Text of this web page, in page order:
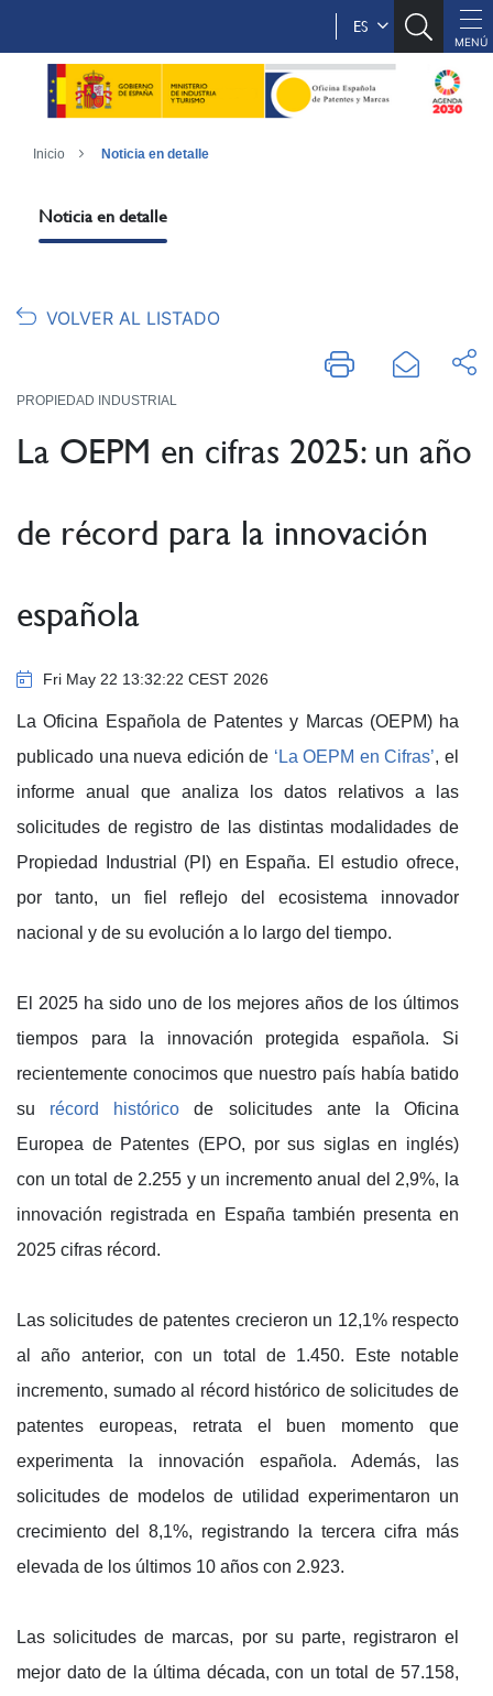
ES
Inicio Noticia en detalle
Noticia en detalle
VOLVER AL LISTADO
PROPIEDAD INDUSTRIAL
La OEPM en cifras 2025: un año
de récord para la innovación
española
Fri May 22 13:32:22 CEST 2026
La Oficina Española de Patentes y Marcas (OEPM) ha
publicado una nueva edición de ‘La OEPM en Cifras’, el
informe anual que analiza los datos relativos a las
solicitudes de registro de las distintas modalidades de
Propiedad Industrial (PI) en España. El estudio ofrece,
por tanto, un fiel reflejo del ecosistema innovador
nacional y de su evolución a lo largo del tiempo.
El 2025 ha sido uno de los mejores años de los últimos
tiempos para la innovación protegida española. Si
recientemente conocimos que nuestro país había batido
su récord histórico de solicitudes ante la Oficina
Europea de Patentes (EPO, por sus siglas en inglés)
con un total de 2.255 y un incremento anual del 2,9%, la
innovación registrada en España también presenta en
2025 cifras récord.
Las solicitudes de patentes crecieron un 12,1% respecto
al año anterior, con un total de 1.450. Este notable
incremento, sumado al récord histórico de solicitudes de
patentes europeas, retrata el buen momento que
experimenta la innovación española. Además, las
solicitudes de modelos de utilidad experimentaron un
crecimiento del 8,1%, registrando la tercera cifra más
elevada de los últimos 10 años con 2.923.
Las solicitudes de marcas, por su parte, registraron el
mejor dato de la última década, con un total de 57.158,